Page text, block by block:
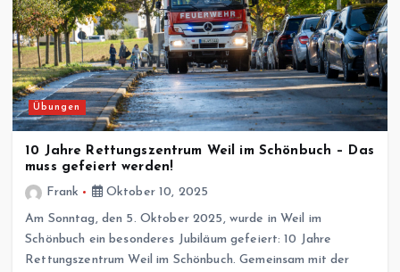
Übungen
10 Jahre Rettungszentrum Weil im Schönbuch – Das
muss gefeiert werden!
Frank
Oktober 10, 2025
Am Sonntag, den 5. Oktober 2025, wurde in Weil im
Schönbuch ein besonderes Jubiläum gefeiert: 10 Jahre
Rettungszentrum Weil im Schönbuch. Gemeinsam mit der